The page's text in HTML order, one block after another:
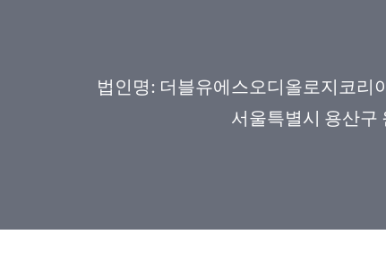
법인명: 더블유에스오디올로지코리
서울특별시 용산구